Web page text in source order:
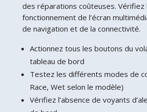
des réparations coûteuses. Vérifiez
fonctionnement de l’écran
de navigation et de la connectivité.
Actionnez tous les boutons du
tableau de bord
Testez les différents modes de
Race, Wet selon le modèle)
Vérifiez l’absence de voyants